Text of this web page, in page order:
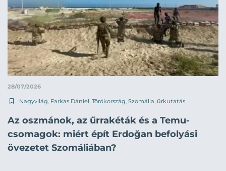
28/07/2026
Nagyvilág Farkas Dániel Törökország Szomália űrkutatás
Az oszmánok, az űrrakéták és a Temu-
csomagok: miért épít Erdoğan befolyási
övezetet Szomáliában?